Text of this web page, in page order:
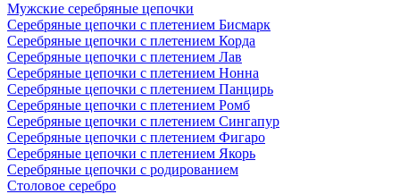
Мужские серебряные цепочки
Серебряные цепочки с плетением Бисмарк
Серебряные цепочки с плетением Корда
Серебряные цепочки с плетением Лав
Серебряные цепочки с плетением Нонна
Серебряные цепочки с плетением Панцирь
Серебряные цепочки с плетением Ромб
Серебряные цепочки с плетением Сингапур
Серебряные цепочки с плетением Фигаро
Серебряные цепочки с плетением Якорь
Серебряные цепочки с родированием
Столовое серебро